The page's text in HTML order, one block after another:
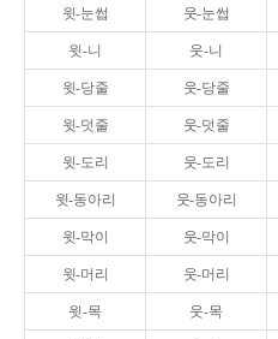
윗-눈썹 웃-눈썹
윗-니 웃-니
윗-당줄 웃-당줄
윗-덧줄 웃-덧줄
윗-도리 웃-도리
윗-동아리 웃-동아리
윗-막이 웃-막이
윗-머리 웃-머리
윗-목 웃-목